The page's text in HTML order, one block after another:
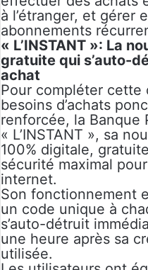
à l’étranger, et gérer
abonnements
« L’INSTANT »: La
gratuite qui s’auto-
achat
Pour compléter
besoins d’achats
renforcée, la Banque
« L’INSTANT », sa
100% digitale,
sécurité maximal
internet.
Son fonctionnement
un code unique à
s’auto-détruit
une heure après sa
utilisée.